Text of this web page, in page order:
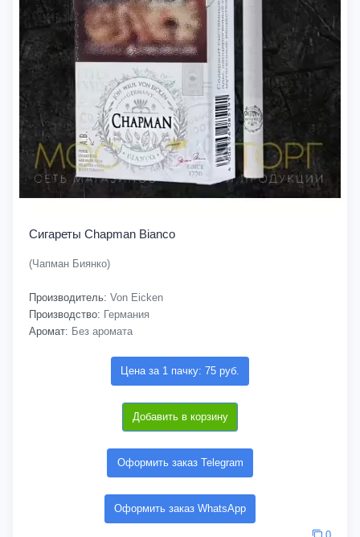
Сигареты Chapman Bianco
(Чапман Биянко)
Производитель: Von Eicken
Производство: Германия
Аромат: Без аромата
Цена за 1 пачку: 75 руб.
Добавить в корзину
Оформить заказ Telegram
Оформить заказ WhatsApp